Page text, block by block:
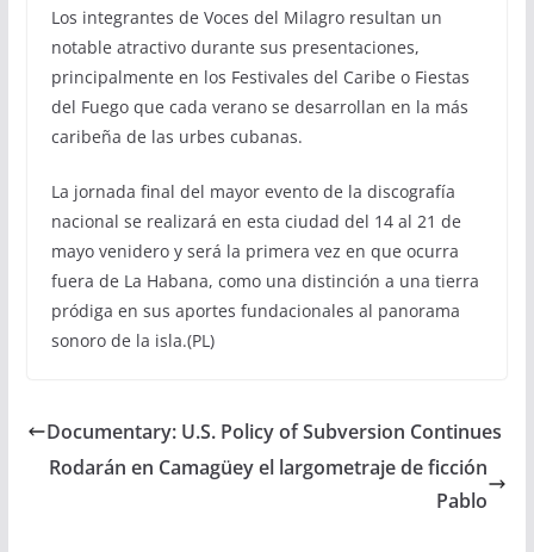
Los integrantes de Voces del Milagro resultan un
notable atractivo durante sus presentaciones,
principalmente en los Festivales del Caribe o Fiestas
del Fuego que cada verano se desarrollan en la más
caribeña de las urbes cubanas.
La jornada final del mayor evento de la discografía
nacional se realizará en esta ciudad del 14 al 21 de
mayo venidero y será la primera vez en que ocurra
fuera de La Habana, como una distinción a una tierra
pródiga en sus aportes fundacionales al panorama
sonoro de la isla.(PL)
Documentary: U.S. Policy of Subversion Continues
Rodarán en Camagüey el largometraje de ficción
Pablo